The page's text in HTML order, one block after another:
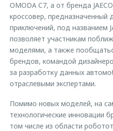
OMODA C7, а от бренда
кроссовер, предназначенный
приключений, под названием
позволяет участникам
моделями, а также
брендов, командой
за разработку данных
отраслевыми экспертами.
Помимо новых моделей, на
технологические инновации
том числе из области